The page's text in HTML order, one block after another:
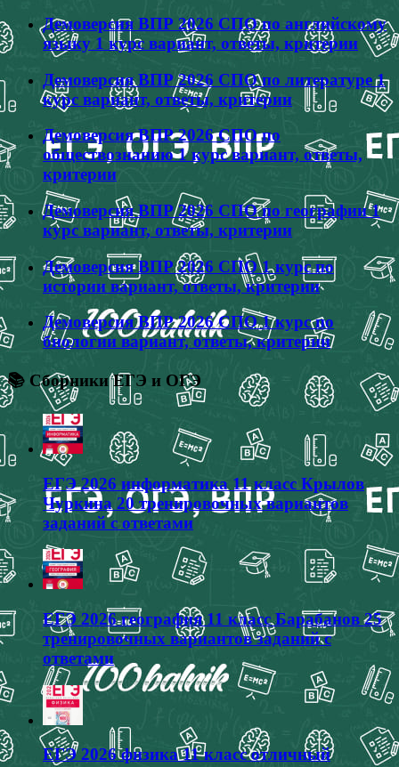
Демоверсия ВПР 2026 СПО по английскому
языку 1 курс вариант, ответы, критерии
Демоверсия ВПР 2026 СПО по литературе 1
курс вариант, ответы, критерии
Демоверсия ВПР 2026 СПО по
обществознанию 1 курс вариант, ответы,
критерии
Демоверсия ВПР 2026 СПО по географии 1
курс вариант, ответы, критерии
Демоверсия ВПР 2026 СПО 1 курс по
истории вариант, ответы, критерии
Демоверсия ВПР 2026 СПО 1 курс по
биологии вариант, ответы, критерии
📚 Сборники ЕГЭ и ОГЭ
ЕГЭ 2026 информатика 11 класс Крылов
Чуркина 20 тренировочных вариантов
заданий с ответами
ЕГЭ 2026 география 11 класс Барабанов 25
тренировочных вариантов заданий с
ответами
ЕГЭ 2026 физика 11 класс отличный